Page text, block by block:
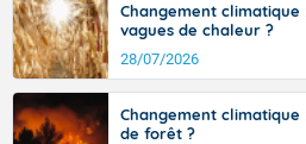
Changement
vagues de chaleur ?
28/07/2026
Changement
de forêt ?